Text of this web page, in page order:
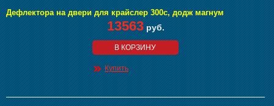
Дефлектора на двери для крайслер 300с, додж магнум
13563руб.
В КОРЗИНУ
Купить